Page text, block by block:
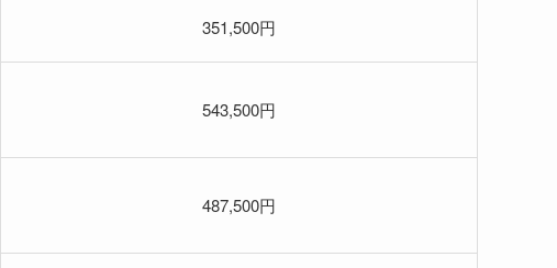
351,500円
543,500円
487,500円